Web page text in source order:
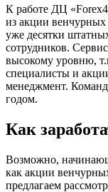
К работе ДЦ
из акции венчурных
уже десятки
сотрудников.
высокому уровню,
специалисты и
менеджмент.
годом.
Как
Возможно,
как акции
предлагаем